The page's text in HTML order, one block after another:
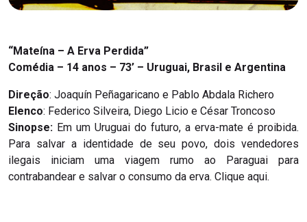
“Mateína – A Erva Perdida”
Comédia – 14 anos – 73’ – Uruguai, Brasil e Argentina
Direção: Joaquín Peñagaricano e Pablo Abdala Richero
Elenco: Federico Silveira, Diego Licio e César Troncoso
Sinopse: Em um Uruguai do futuro, a erva-mate é proibida.
Para salvar a identidade de seu povo, dois vendedores
ilegais iniciam uma viagem rumo ao Paraguai para
contrabandear e salvar o consumo da erva. Clique aqui.